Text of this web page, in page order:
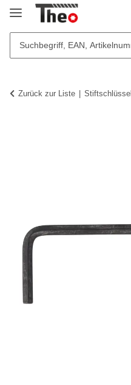
Zurück zur Liste Stiftschlüssel